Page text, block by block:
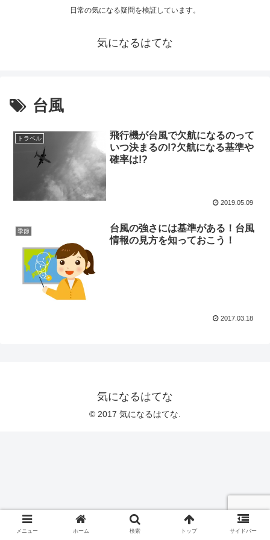
日常の気になる疑問を検証しています。
気になるはてな
台風
トラベル
飛行機が台風で欠航になるのって
いつ決まるの!?欠航になる基準や
確率は!?
2019.05.09
季節
台風の強さには基準がある！台風
情報の見方を知っておこう！
2017.03.18
気になるはてな
© 2017 気になるはてな.
メニュー ホーム 検索 トップ サイドバー